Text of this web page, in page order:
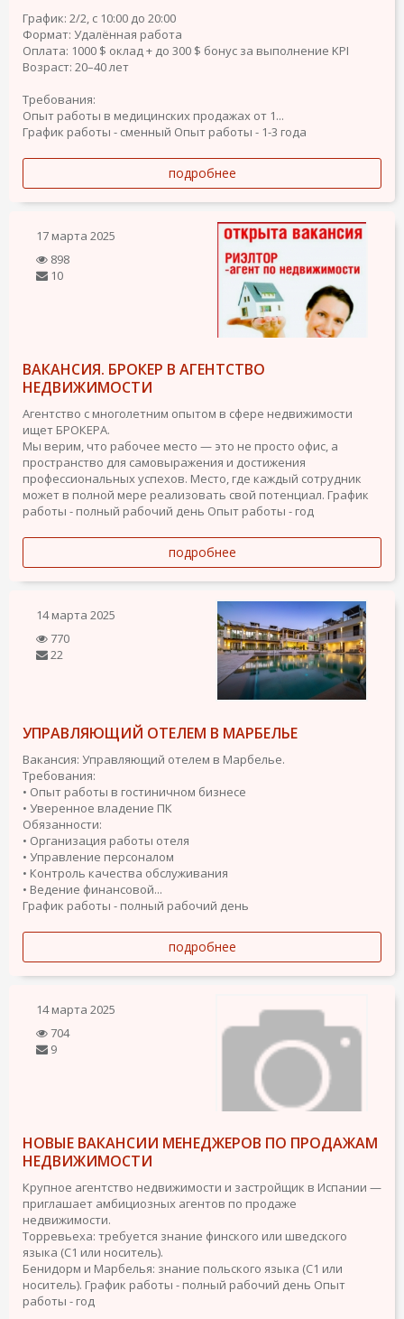
График: 2/2, с 10:00 до 20:00
Формат: Удалённая работа
Оплата: 1000 $ оклад + до 300 $ бонус за выполнение KPI
Возраст: 20–40 лет
Требования:
Опыт работы в медицинских продажах от 1...
График работы - сменный Опыт работы - 1-3 года
подробнее
17 марта 2025
898
10
ВАКАНСИЯ. БРОКЕР В АГЕНТСТВО
НЕДВИЖИМОСТИ
Агентство с многолетним опытом в сфере недвижимости
ищет БРОКЕРА.
Мы верим, что рабочее место — это не просто офис, а
пространство для самовыражения и достижения
профессиональных успехов. Место, где каждый сотрудник
может в полной мере реализовать свой потенциал. График
работы - полный рабочий день Опыт работы - год
подробнее
14 марта 2025
770
22
УПРАВЛЯЮЩИЙ ОТЕЛЕМ В МАРБЕЛЬЕ
Вакансия: Управляющий отелем в Марбелье.
Требования:
• Опыт работы в гостиничном бизнесе
• Уверенное владение ПК
Обязанности:
• Организация работы отеля
• Управление персоналом
• Контроль качества обслуживания
• Ведение финансовой...
График работы - полный рабочий день
подробнее
14 марта 2025
704
9
НОВЫЕ ВАКАНСИИ МЕНЕДЖЕРОВ ПО ПРОДАЖАМ
НЕДВИЖИМОСТИ
Крупное агентство недвижимости и застройщик в Испании —
приглашает амбициозных агентов по продаже
недвижимости.
Торревьеха: требуется знание финского или шведского
языка (C1 или носитель).
Бенидорм и Марбелья: знание польского языка (C1 или
носитель). График работы - полный рабочий день Опыт
работы - год